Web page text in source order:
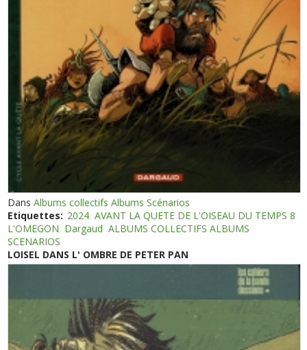
DansAlbums collectifs Albums Scénarios
Etiquettes: 2024 AVANT LA QUETE DE L'OISEAU DU TEMPS 8
L'OMEGON Dargaud ALBUMS COLLECTIFS ALBUMS
SCENARIOS
LOISEL DANS L' OMBRE DE PETER PAN